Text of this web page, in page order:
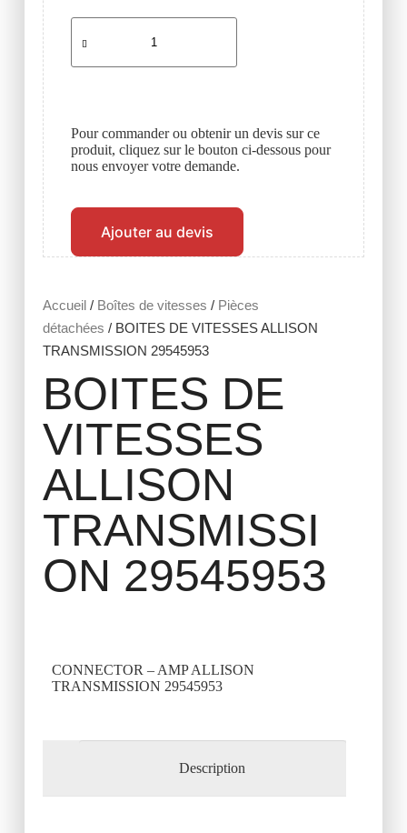
Accueil/ Boîtes de vitesses / Pièces
détachées / BOITES DE VITESSES ALLISON
TRANSMISSION 29545953
BOITES DE
VITESSES
ALLISON
TRANSMISSI
ON 29545953
CONNECTOR – AMP ALLISON
TRANSMISSION 29545953
Description
Pour commander ou obtenir un devis sur ce
produit, cliquez sur le bouton ci-dessous pour
nous envoyer votre demande.
Ajouter au devis